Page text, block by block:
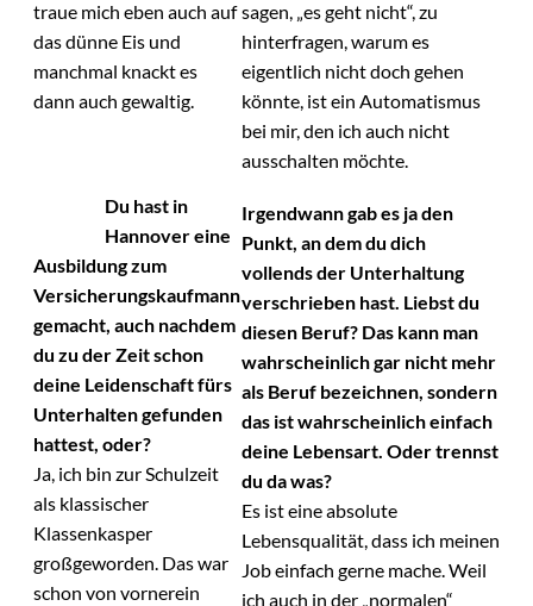
traue mich eben auch auf
das dünne Eis und
manchmal knackt es
dann auch gewaltig.
sagen, „es geht nicht“, zu
hinterfragen, warum es
eigentlich nicht doch gehen
könnte, ist ein Automatismus
bei mir, den ich auch nicht
ausschalten möchte.
Du hast in
Hannover eine
Ausbildung zum
Versicherungskaufmann
gemacht, auch nachdem
du zu der Zeit schon
deine Leidenschaft fürs
Unterhalten gefunden
hattest, oder?
Ja, ich bin zur Schulzeit
als klassischer
Klassenkasper
großgeworden. Das war
schon von vornerein
Irgendwann gab es ja den
Punkt, an dem du dich
vollends der Unterhaltung
verschrieben hast. Liebst du
diesen Beruf? Das kann man
wahrscheinlich gar nicht mehr
als Beruf bezeichnen, sondern
das ist wahrscheinlich einfach
deine Lebensart. Oder trennst
du da was?
Es ist eine absolute
Lebensqualität, dass ich meinen
Job einfach gerne mache. Weil
ich auch in der „normalen“